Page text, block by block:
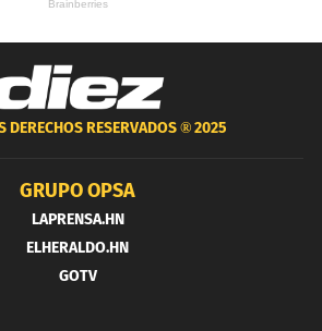
DERECHOS RESERVADOS ®2025
GRUPO OPSA
LAPRENSA.HN
ELHERALDO.HN
GOTV